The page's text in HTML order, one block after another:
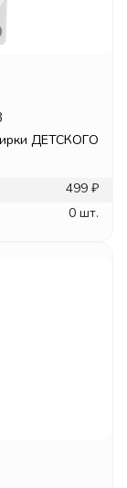
ДЕТСКОГО
499 ₽
0 шт.